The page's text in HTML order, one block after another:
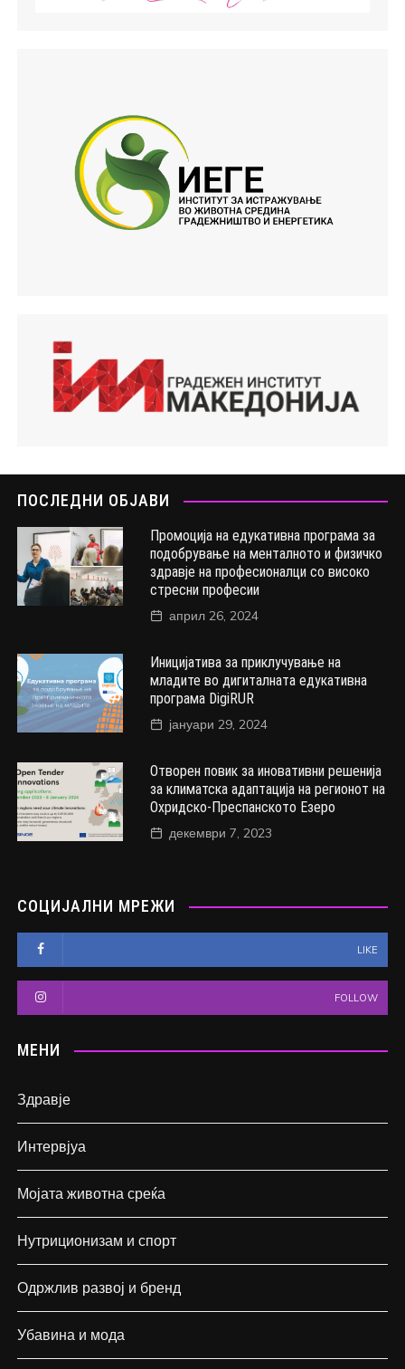
ПОСЛЕДНИ ОБЈАВИ
Промоција на едукативна програма за
подобрување на менталното и физичко
здравје на професионалци со високо
стресни професии
април 26, 2024
Иницијатива за приклучување на
младите во дигиталната едукативна
програма DigiRUR
јануари 29, 2024
Отворен повик за иновативни решенија
за климатска адаптација на регионот на
Охридско-Преспанското Езеро
декември 7, 2023
СОЦИЈАЛНИ МРЕЖИ
LIKE
FOLLOW
МЕНИ
Здравје
Интервјуа
Мојата животна среќа
Нутриционизам и спорт
Одржлив развој и бренд
Убавина и мода